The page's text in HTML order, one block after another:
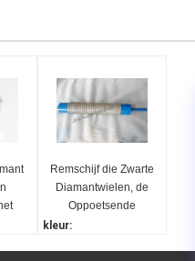
Remschijf die Zwarte
Diamantwielen, de
Oppoetsende
Stootkussens van de
kleur: